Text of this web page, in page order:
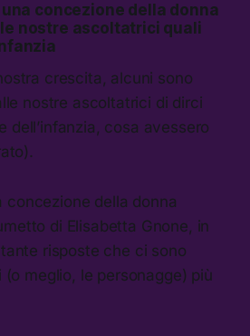
concezione della donna
nostre ascoltatrici quali
crescita, alcuni sono
nostre ascoltatrici di dirci
cosa avessero
della donna
di Elisabetta Gnone, in
risposte che ci sono
meglio, le personagge) più